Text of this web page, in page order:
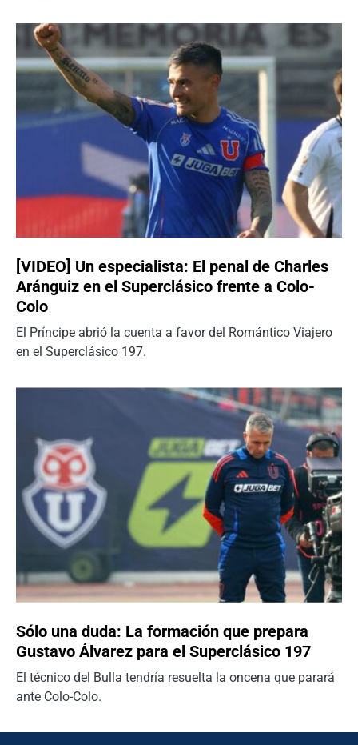
[VIDEO] Un especialista: El penal de Charles
Aránguiz en el Superclásico frente a Colo-
Colo
El Príncipe abrió la cuenta a favor del Romántico Viajero
en el Superclásico 197.
Sólo una duda: La formación que prepara
Gustavo Álvarez para el Superclásico 197
El técnico del Bulla tendría resuelta la oncena que parará
ante Colo-Colo.